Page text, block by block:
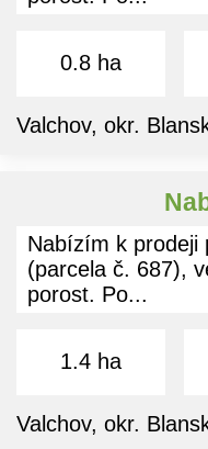
0.8 ha
Valchov, okr.
Nabízím k prodeji
(parcela č. 687),
porost. Po...
1.4 ha
Valchov, okr.